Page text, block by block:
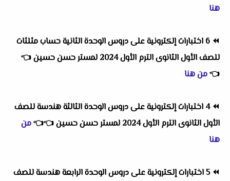
هنا
⏪
6 اختبارات إلكترونية على دروس الوحدة الثانية حساب مثلثات
للصف الأول الثانوى الترم الأول 2024 لمستر حسن حسين
👈
👈من هنا
⏪ 4 اختبارات إلكترونية على دروس الوحدة الثالثة هندسة للصف
الأول الثانوى الترم الأول 2024 لمستر حسن حسين
👈
👈من
هنا
⏪ 5 اختبارات إلكترونية على دروس الوحدة الرابعة هندسة للصف